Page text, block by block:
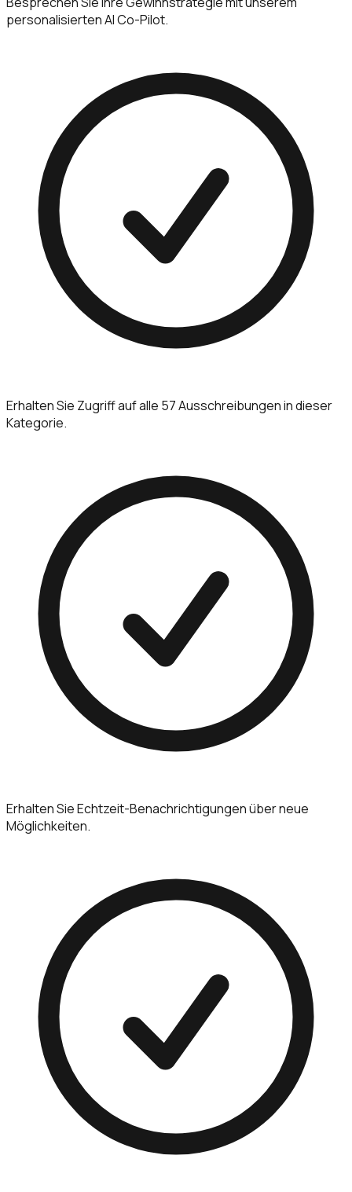
personalisierten AI Co-Pilot.
Erhalten Sie Zugriff auf alle 57 Ausschreibungen in dieser
Kategorie.
Erhalten Sie Echtzeit-Benachrichtigungen über neue
Möglichkeiten.